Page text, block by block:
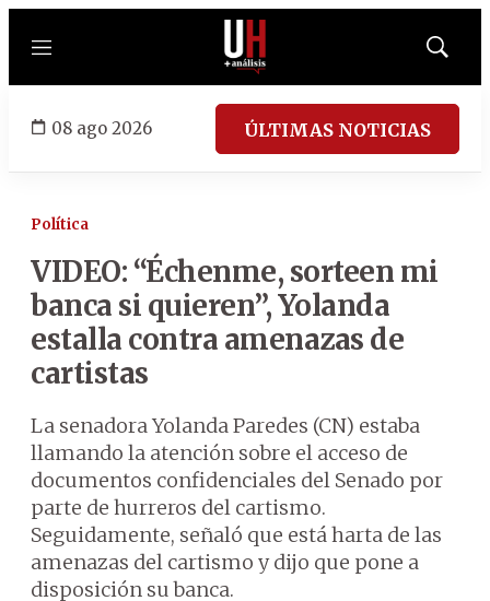
Menú
Mostrar
08 ago 2026 ÚLTIMAS NOTICIAS
Política
VIDEO: “Échenme, sorteen mi
banca si quieren”, Yolanda
estalla contra amenazas de
cartistas
La senadora Yolanda Paredes (CN) estaba
llamando la atención sobre el acceso de
documentos confidenciales del Senado por
parte de hurreros del cartismo.
Seguidamente, señaló que está harta de las
amenazas del cartismo y dijo que pone a
disposición su banca.